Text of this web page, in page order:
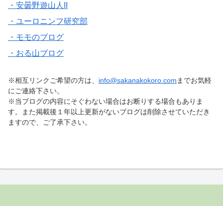
・安曇野遊山人II
・ユーロニンフ研究部
・モモのブログ
・おる山ブログ
※相互リンクご希望の方は、 info@sakanakokoro.com までお気軽
にご連絡下さい。
※当ブログの内容にそぐわない場合はお断りする場合もありま
す。また掲載後１年以上更新がないブログは削除させていただき
ますので、ご了承下さい。